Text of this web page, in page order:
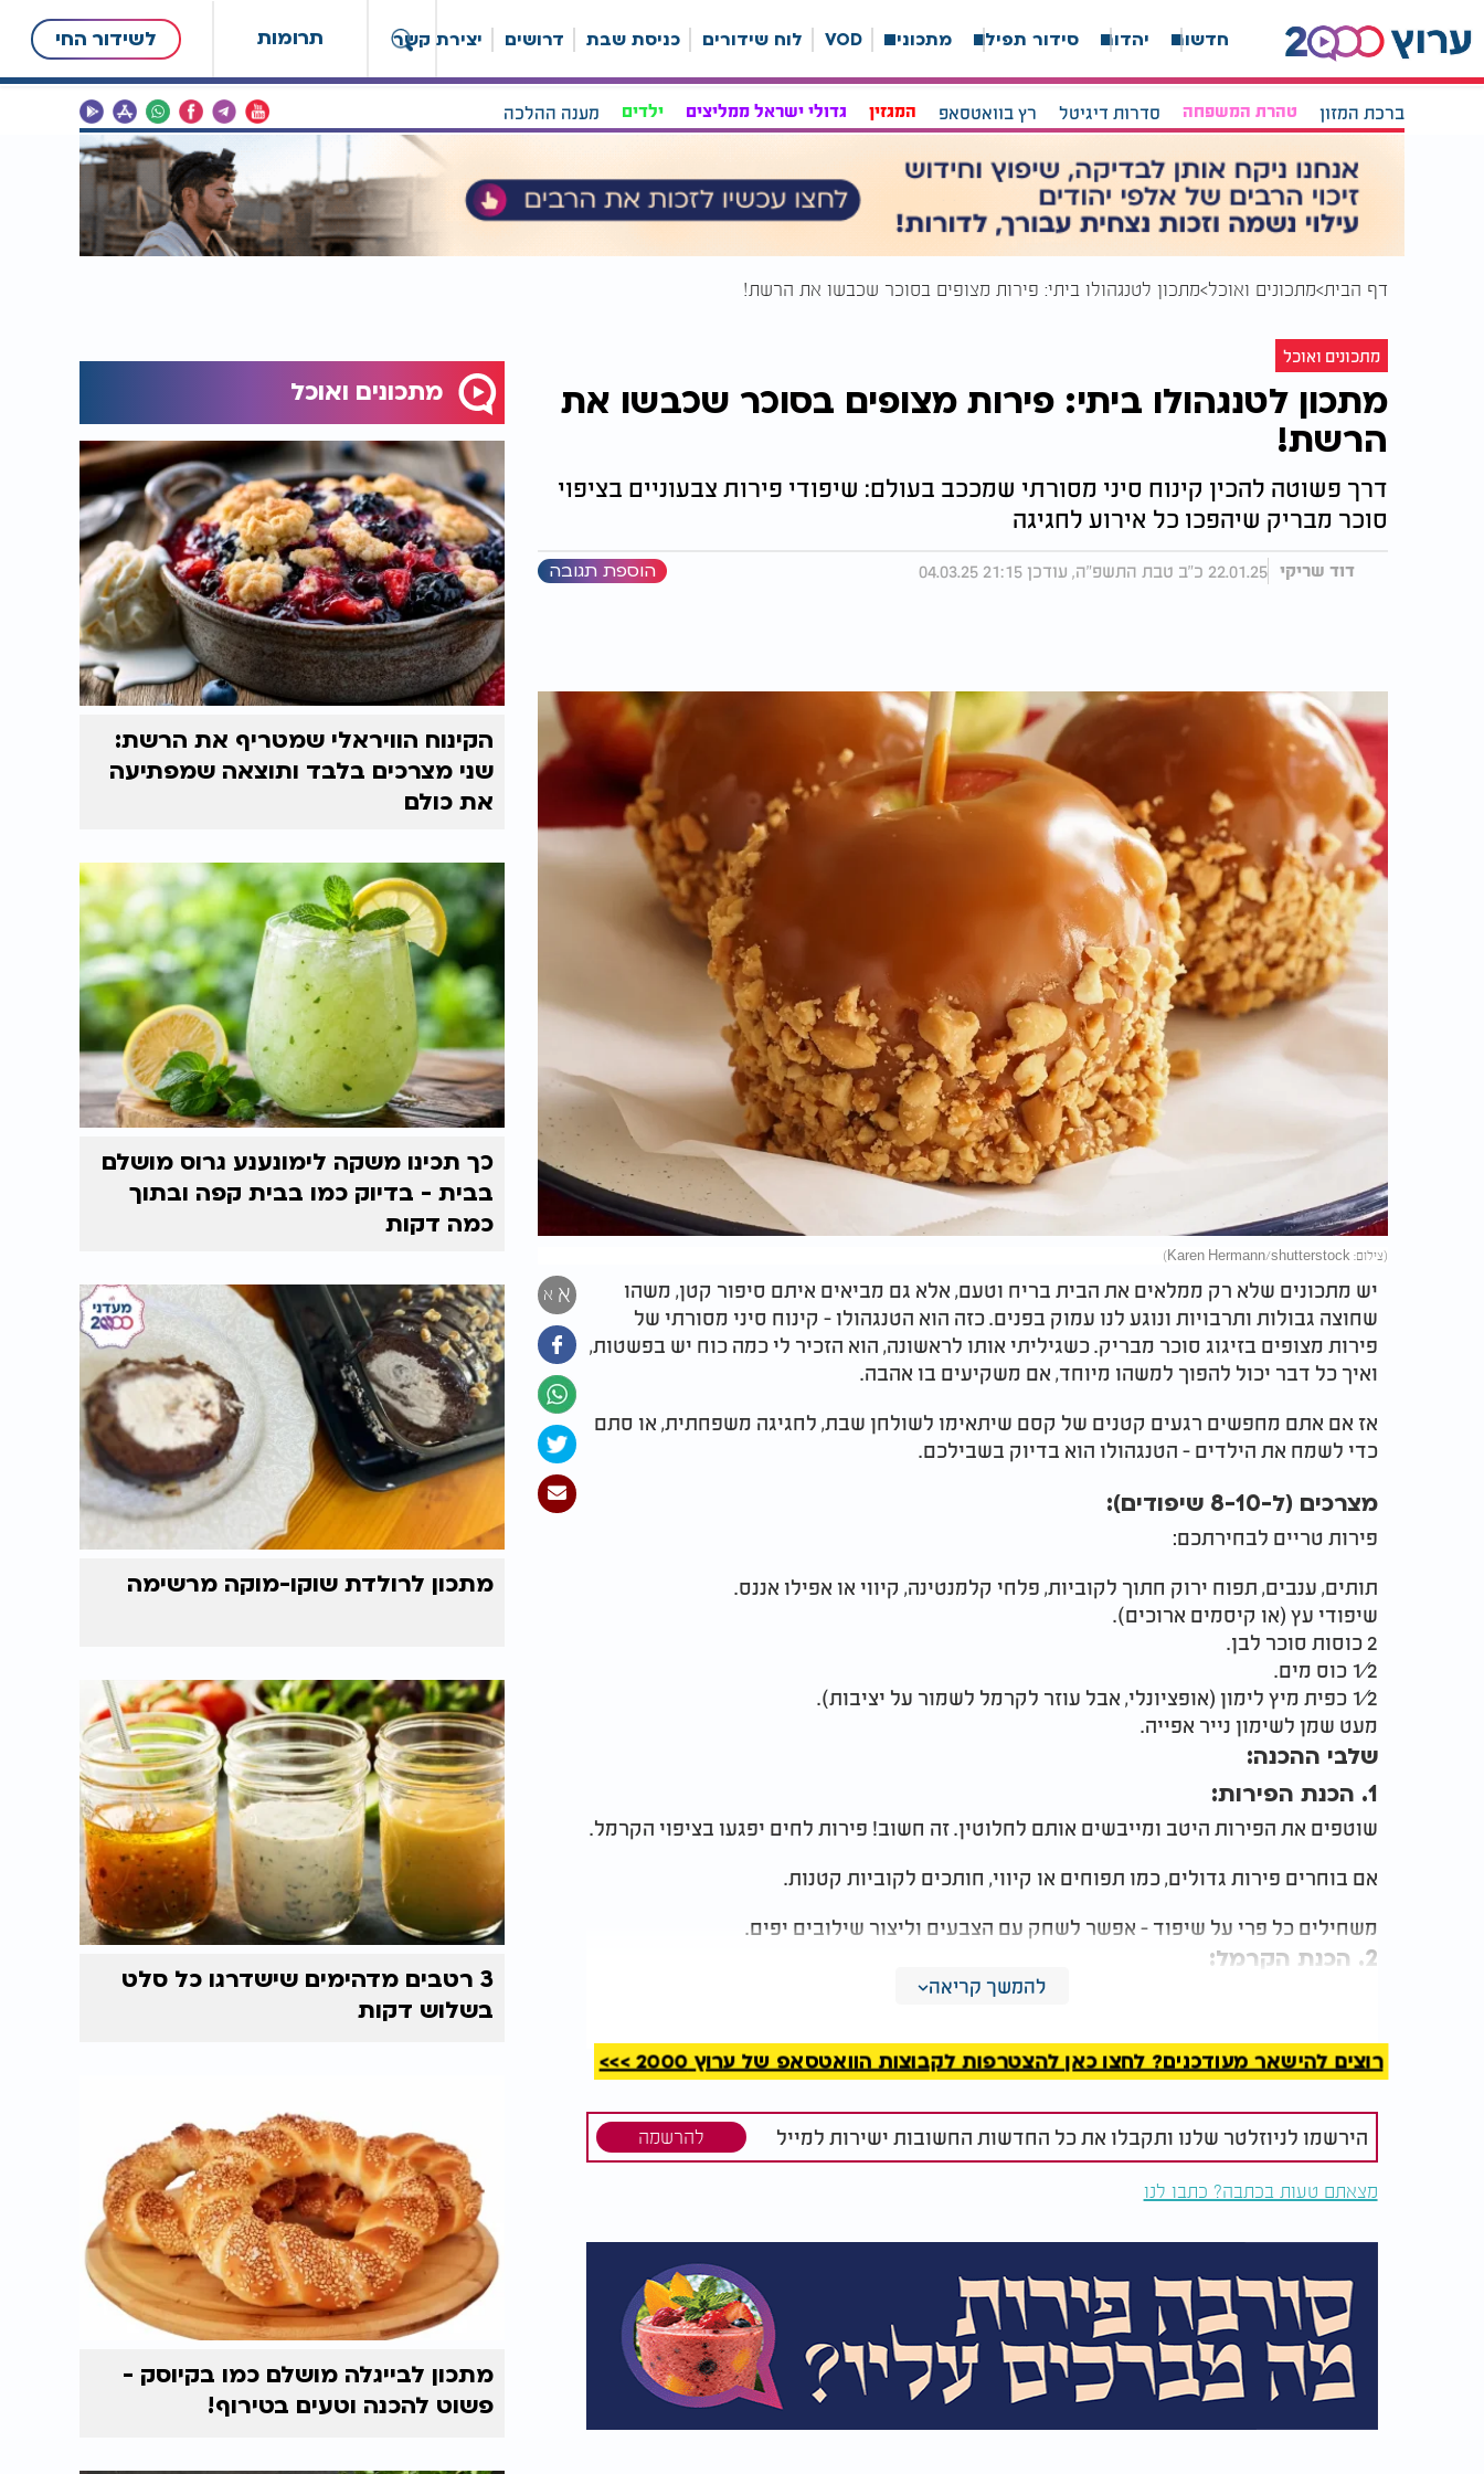
תרומות לשידור החי חדשות יהדות סידור תפילה מתכונים VOD לוח שידורים כניסת שבת דרושים יצירת קשר
ברכת המזון טהרת המשפחה סדרות דיגיטל רץ בוואטסאפ המגזין גדולי ישראל ממליצים ילדים מענה ההלכה
דף הבית מתכונים ואוכל מתכון לטנגהולו ביתי: פירות מצופים בסוכר שכבשו את הרשת!
מתכונים ואוכל
מתכון לטנגהולו ביתי: פירות מצופים בסוכר שכבשו את
הרשת!
דרך פשוטה להכין קינוח סיני מסורתי שמככב בעולם: שיפודי פירות צבעוניים בציפוי
סוכר מבריק שיהפכו כל אירוע לחגיגה
דוד שריקי 22.01.25 כ"ב טבת התשפ"ה, עודכן 21:15 04.03.25 הוספת תגובה
(צילום: Karen Hermann/shutterstock)
א א
יש מתכונים שלא רק ממלאים את הבית בריח וטעם, אלא גם מביאים איתם סיפור קטן, משהו
שחוצה גבולות ותרבויות ונוגע לנו עמוק בפנים. כזה הוא הטנגהולו - קינוח סיני מסורתי של
פירות מצופים בזיגוג סוכר מבריק. כשגיליתי אותו לראשונה, הוא הזכיר לי כמה כוח יש בפשטות,
ואיך כל דבר יכול להפוך למשהו מיוחד, אם משקיעים בו אהבה.
אז אם אתם מחפשים רגעים קטנים של קסם שיתאימו לשולחן שבת, לחגיגה משפחתית, או סתם
כדי לשמח את הילדים - הטנגהולו הוא בדיוק בשבילכם.
מצרכים (ל-8-10 שיפודים):
פירות טריים לבחירתכם:
תותים, ענבים, תפוח ירוק חתוך לקוביות, פלחי קלמנטינה, קיווי או אפילו אננס.
שיפודי עץ (או קיסמים ארוכים).
2 כוסות סוכר לבן.
1⁄2 כוס מים.
1⁄2 כפית מיץ לימון (אופציונלי, אבל עוזר לקרמל לשמור על יציבות).
מעט שמן לשימון נייר אפייה.
שלבי ההכנה:
1. הכנת הפירות:
שוטפים את הפירות היטב ומייבשים אותם לחלוטין. זה חשוב! פירות לחים יפגעו בציפוי הקרמל.
אם בוחרים פירות גדולים, כמו תפוחים או קיווי, חותכים לקוביות קטנות.
משחילים כל פרי על שיפוד - אפשר לשחק עם הצבעים וליצור שילובים יפים.
2. הכנת הקרמל:
בסיר קטן עם תחתית עבה, שמים סוכר ומים.
המלצות נוספות
סלט גזר משודרג ומיוחד
מהם היתרונות
מחמצת?
לא רק גבעול רך: כך
תזהו אם המלון בסופר
באמת עסיסי
מבשלים על אש בינונית בלי לערבב. רק נותנים לתערובת להתחמם עד שהסוכר נמס ונוצר
קרמל בצבע זהוב.
מוסיפים את מיץ הלימון, מערבבים בעדינות, ומסירים מהאש.
להמשך קריאה
רוצים להישאר מעודכנים? לחצו כאן להצטרפות לקבוצות הוואטסאפ של ערוץ 2000 >>>
הירשמו לניוזלטר שלנו ותקבלו את כל החדשות החשובות ישירות למייל להרשמה
מצאתם טעות בכתבה? כתבו לנו
מתכונים ואוכל
הקינוח הוויראלי שמטריף את הרשת:
שני מצרכים בלבד ותוצאה שמפתיעה
את כולם
כך תכינו משקה לימונענע גרוס מושלם
בבית - בדיוק כמו בבית קפה ובתוך
כמה דקות
מתכון לרולדת שוקו-מוקה מרשימה
3 רטבים מדהימים שישדרגו כל סלט
בשלוש דקות
מתכון לבייגלה מושלם כמו בקיוסק -
פשוט להכנה וטעים בטירוף!